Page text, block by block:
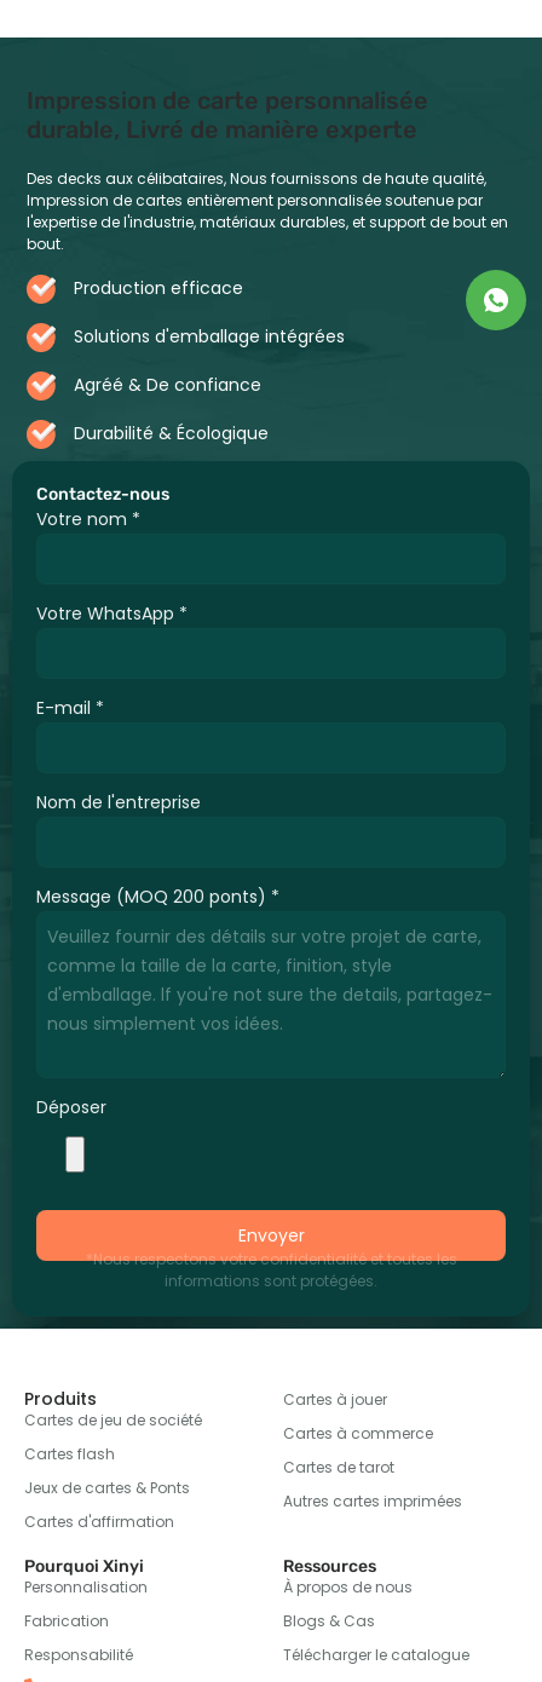
Contactez-nous
Votre nom *
Votre WhatsApp *
E-mail *
Nom de l'entreprise
Message (MOQ 200 ponts) *
Déposer
Envoyer
*Nous respectons votre confidentialité et toutes les
informations sont protégées.
Impression de carte personnalisée
durable, Livré de manière experte
Des decks aux célibataires, Nous fournissons de haute qualité,
Impression de cartes entièrement personnalisée soutenue par
l'expertise de l'industrie, matériaux durables, et support de bout en
bout.
Production efficace
Solutions d'emballage intégrées
Agréé & De confiance
Durabilité & Écologique
Produits
Cartes de jeu de société
Cartes flash
Jeux de cartes & Ponts
Cartes d'affirmation
Cartes à jouer
Cartes à commerce
Cartes de tarot
Autres cartes imprimées
Pourquoi Xinyi
Personnalisation
Fabrication
Responsabilité
Ressources
À propos de nous
Blogs & Cas
Télécharger le catalogue